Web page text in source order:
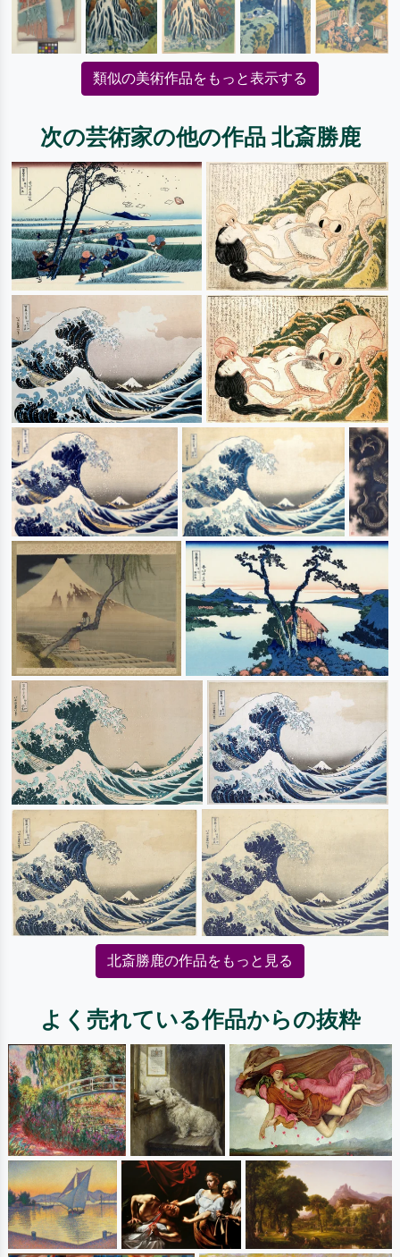
類似の美術作品をもっと表示する
次の芸術家の他の作品 北斎勝鹿
北斎勝鹿の作品をもっと見る
よく売れている作品からの抜粋